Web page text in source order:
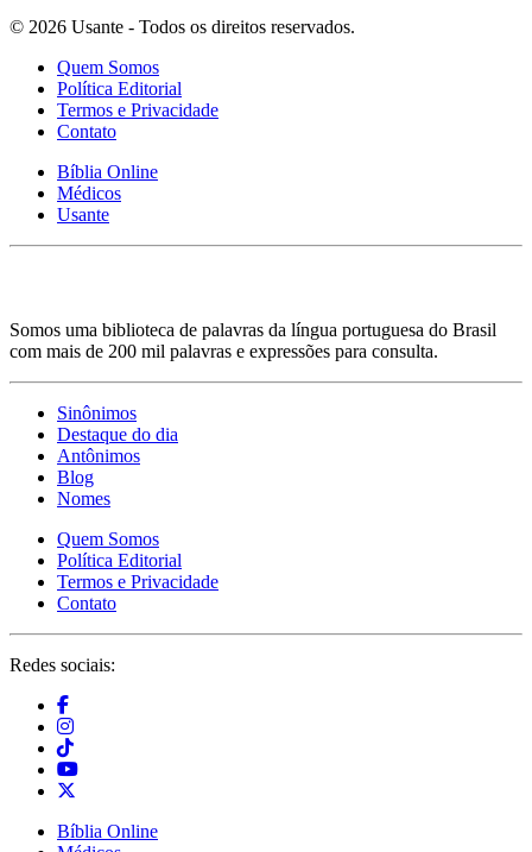
© 2026 Usante - Todos os direitos reservados.
Quem Somos
Política Editorial
Termos e Privacidade
Contato
Bíblia Online
Médicos
Usante
Somos uma biblioteca de palavras da língua portuguesa do Brasil
com mais de 200 mil palavras e expressões para consulta.
Sinônimos
Destaque do dia
Antônimos
Blog
Nomes
Quem Somos
Política Editorial
Termos e Privacidade
Contato
Redes sociais:
Bíblia Online